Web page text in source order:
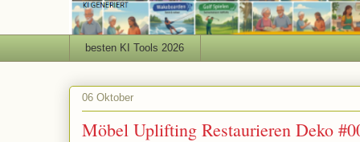
besten KI Tools 2026
06 Oktober
Möbel Uplifting Restaurieren Deko